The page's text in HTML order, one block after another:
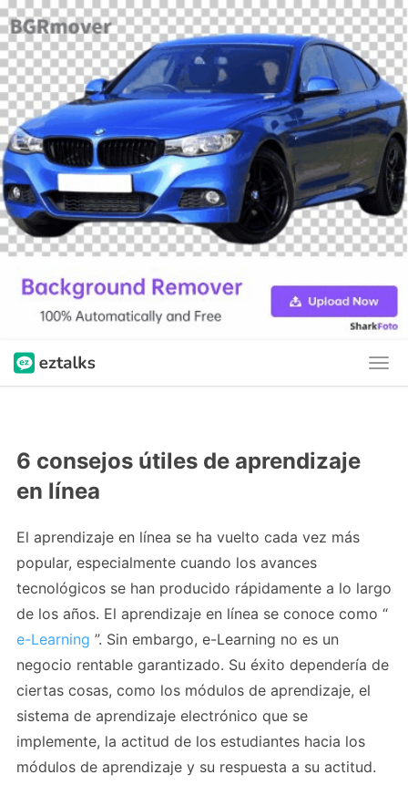
6 consejos útiles de aprendizaje
en línea
El aprendizaje en línea se ha vuelto cada vez más
popular, especialmente cuando los avances
tecnológicos se han producido rápidamente a lo largo
de los años. El aprendizaje en línea se conoce como “
e-Learning ”. Sin embargo, e-Learning no es un
negocio rentable garantizado. Su éxito dependería de
ciertas cosas, como los módulos de aprendizaje, el
sistema de aprendizaje electrónico que se
implemente, la actitud de los estudiantes hacia los
módulos de aprendizaje y su respuesta a su actitud.